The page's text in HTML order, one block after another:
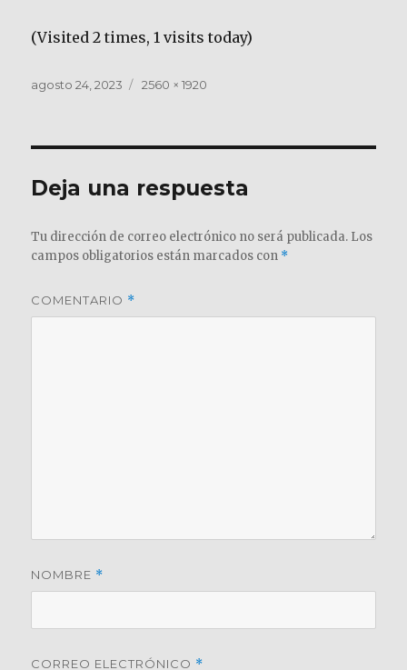
(Visited 2 times, 1 visits today)
Publicado
agosto 24, 2023
Tamaño
2560 × 1920
Deja una respuesta
Tu dirección de correo electrónico no será publicada. Los
campos obligatorios están marcados con *
COMENTARIO *
NOMBRE *
CORREO ELECTRÓNICO *